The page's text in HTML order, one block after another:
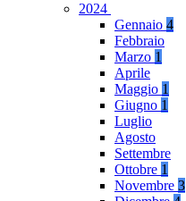
2024
Gennaio 4
Febbraio
Marzo 1
Aprile
Maggio 1
Giugno 1
Luglio
Agosto
Settembre
Ottobre 1
Novembre 3